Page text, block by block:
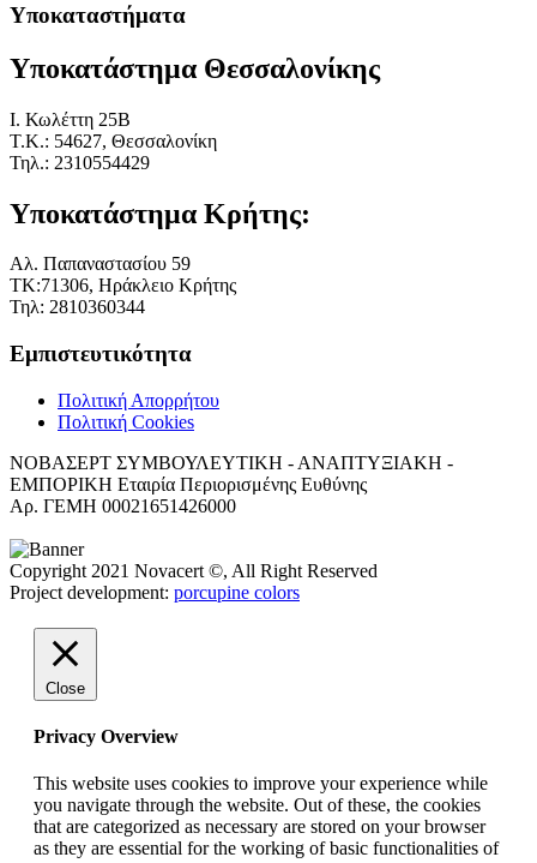
Υποκαταστήματα
Υποκατάστημα Θεσσαλονίκης
I. Κωλέττη 25Β
Τ.Κ.: 54627, Θεσσαλονίκη
Τηλ.: 2310554429
Υποκατάστημα Κρήτης:
Αλ. Παπαναστασίου 59
ΤΚ:71306, Ηράκλειο Κρήτης
Τηλ: 2810360344
Εμπιστευτικότητα
Πολιτική Απορρήτου
Πολιτική Cookies
ΝΟΒΑΣΕΡΤ ΣΥΜΒΟΥΛΕΥΤΙΚΗ - ΑΝΑΠΤΥΞΙΑΚΗ -
ΕΜΠΟΡΙΚΗ Εταιρία Περιορισμένης Ευθύνης
Αρ. ΓΕΜΗ 00021651426000
Copyright 2021 Novacert ©, All Right Reserved
Project development: porcupine colors
Close
Privacy Overview
This website uses cookies to improve your experience while
you navigate through the website. Out of these, the cookies
that are categorized as necessary are stored on your browser
as they are essential for the working of basic functionalities of